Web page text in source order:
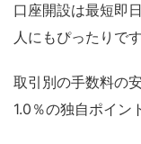
口座開設は最短即
人にもぴったりです
取引別の手数料の
1.0％の独自ポイン